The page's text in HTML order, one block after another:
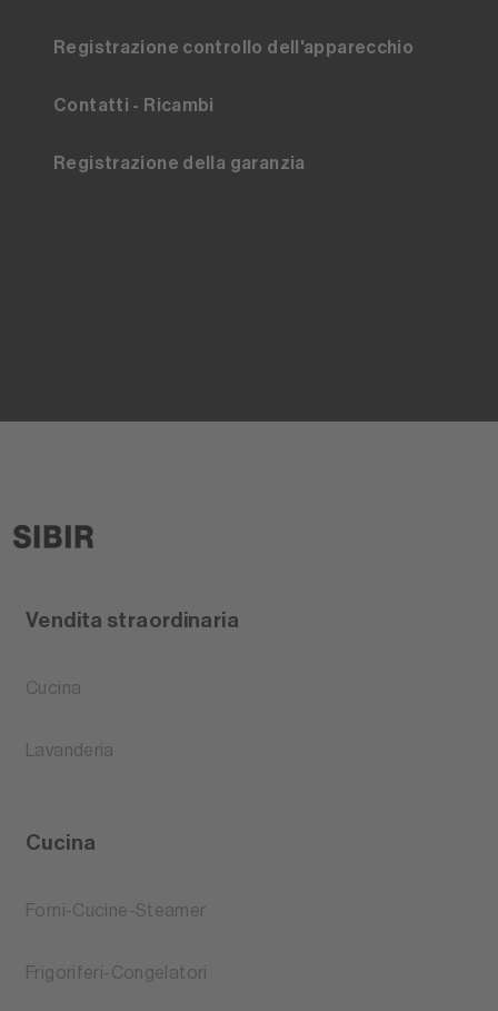
Registrazione controllo dell'apparecchio
Contatti - Ricambi
Registrazione della garanzia
Vendita straordinaria
Cucina
Lavanderia
Cucina
Forni-Cucine-Steamer
Frigoriferi-Congelatori